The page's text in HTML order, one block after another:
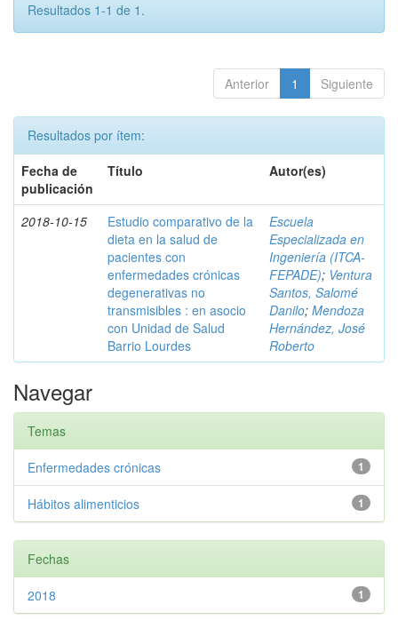
Resultados 1-1 de 1.
Anterior 1 Siguiente
Resultados por ítem:
Fecha de
publicación
Título Autor(es)
2018-10-15
Estudio comparativo de la
dieta en la salud de
pacientes con
enfermedades crónicas
degenerativas no
transmisibles : en asocio
con Unidad de Salud
Barrio Lourdes
Escuela
Especializada en
Ingeniería (ITCA-
FEPADE); Ventura
Santos, Salomé
Danilo; Mendoza
Hernández, José
Roberto
Navegar
Temas
1
Enfermedades crónicas
1
Hábitos alimenticios
Fechas
1
2018